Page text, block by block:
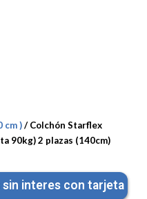
cm )/ Colchón Starflex
90kg) 2 plazas (140cm)
sin interes con tarjeta